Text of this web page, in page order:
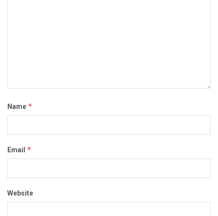
Name *
Email *
Website